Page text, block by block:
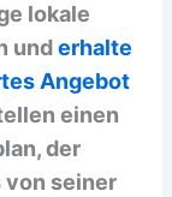
lokale
underhalte
Angebot
einen
der
von seiner